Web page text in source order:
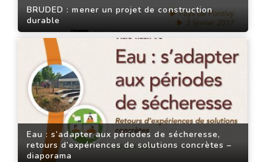
BRUDED : mener un projet de construction
durable
Eau : s’adapter aux périodes de sécheresse,
retours d’expériences de solutions concrètes –
diaporama